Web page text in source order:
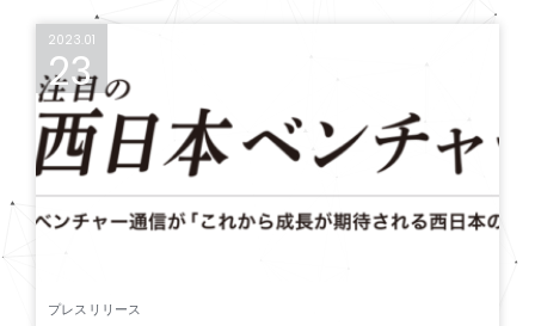
2023.01
23
プレスリリース